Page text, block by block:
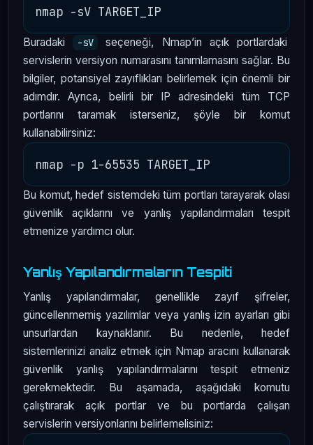
Buradaki -sV
seçeneği, Nmap’in açık portlardaki
servislerin versiyon numarasını tanımlamasını sağlar. Bu
bilgiler, potansiyel zayıflıkları belirlemek için önemli bir
adımdır. Ayrıca, belirli bir IP adresindeki tüm TCP
portlarını taramak isterseniz, şöyle bir komut
kullanabilirsiniz:
Bu komut, hedef sistemdeki tüm portları tarayarak olası
güvenlik açıklarını ve yanlış yapılandırmaları tespit
etmenize yardımcı olur.
Yanlış Yapılandırmaların Tespiti
Yanlış yapılandırmalar, genellikle zayıf şifreler,
güncellenmemiş yazılımlar veya yanlış izin ayarları gibi
unsurlardan kaynaklanır. Bu nedenle, hedef
sistemlerinizi analiz etmek için Nmap aracını kullanarak
güvenlik yanlış yapılandırmalarını tespit etmeniz
gerekmektedir. Bu aşamada, aşağıdaki komutu
çalıştırarak açık portlar ve bu portlarda çalışan
servislerin versiyonlarını belirlemelisiniz: